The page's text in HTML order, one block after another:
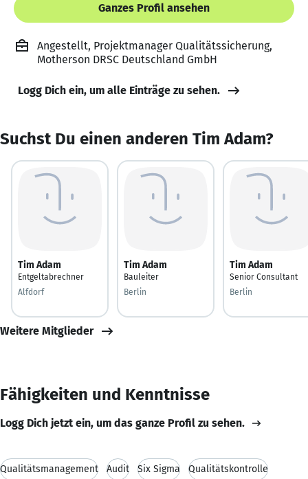
Ganzes Profil ansehen
Angestellt, Projektmanager Qualitätssicherung,
Motherson DRSC Deutschland GmbH
Logg Dich ein, um alle Einträge zu sehen.
Suchst Du einen anderen Tim Adam?
Tim Adam
Entgeltabrechner
Alfdorf
Tim Adam
Bauleiter
Berlin
Tim Adam
Senior Consultant
Berlin
Weitere Mitglieder
Fähigkeiten und Kenntnisse
Logg Dich jetzt ein, um das ganze Profil zu sehen.
Qualitätsmanagement Audit Six Sigma Qualitätskontrolle